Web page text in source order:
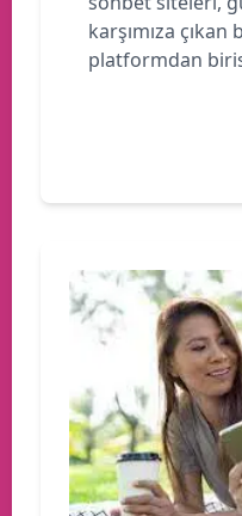
karşımıza
platformdan